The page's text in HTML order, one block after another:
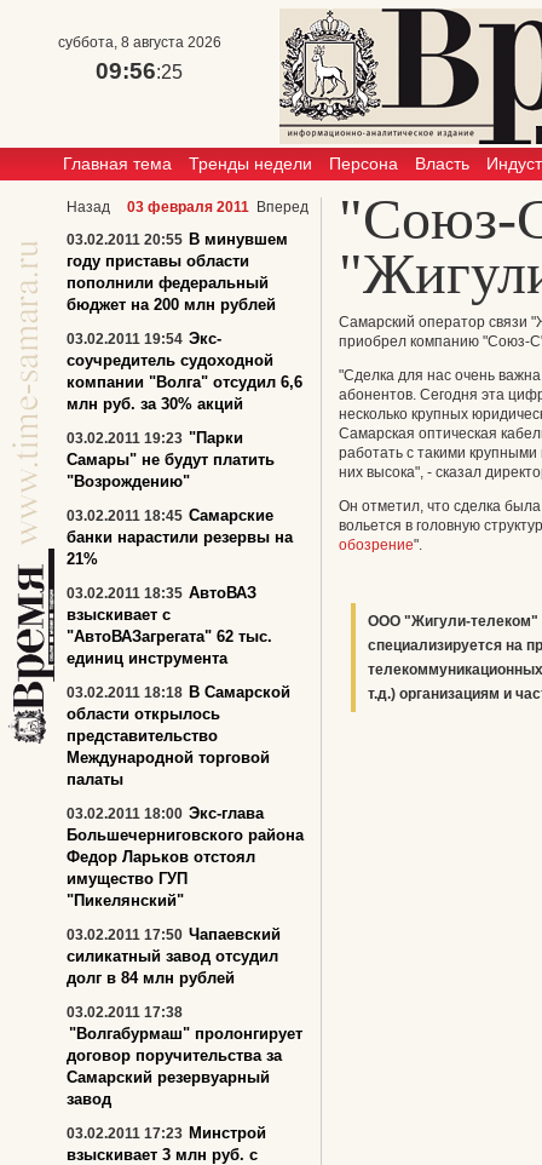
суббота, 8 августа 2026
09:56:26
Главная тема Тренды недели Персона Власть
"Союз-
Самарский оператор связи
приобрел компанию "Союз-
"Сделка для нас очень
абонентов. Сегодня эта
несколько крупных
Самарская оптическая
работать с такими
них высока", - сказал
Он отметил, что сделка
вольется в головную
обозрение".
ООО "Жигули-телеком"
специализируется на
т.д.) организациям и
Назад 03 февраля 2011
Вперед
03.02.2011 20:55 В минувшем
году приставы области
пополнили федеральный
бюджет на 200 млн рублей
03.02.2011 19:54 Экс-
соучредитель судоходной
компании "Волга" отсудил 6,6
млн руб. за 30% акций
03.02.2011 19:23 "Парки
Самары" не будут платить
"Возрождению"
03.02.2011 18:45 Самарские
банки нарастили резервы на
21%
03.02.2011 18:35 АвтоВАЗ
взыскивает с
"АвтоВАЗагрегата" 62 тыс.
единиц инструмента
03.02.2011 18:18 В Самарской
области открылось
представительство
Международной торговой
палаты
03.02.2011 18:00 Экс-глава
Большечерниговского района
Федор Ларьков отстоял
имущество ГУП
"Пикелянский"
03.02.2011 17:50 Чапаевский
силикатный завод отсудил
долг в 84 млн рублей
03.02.2011 17:38
"Волгабурмаш" пролонгирует
договор поручительства за
Самарский резервуарный
завод
03.02.2011 17:23 Минстрой
взыскивает 3 млн руб. с